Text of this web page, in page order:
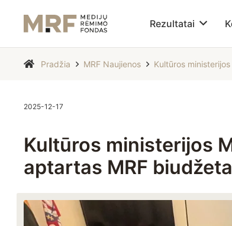
Rezultatai
Pradžia MRF Naujienos Kultūros
2025-12-17
Kultūros ministerijos
aptartas MRF